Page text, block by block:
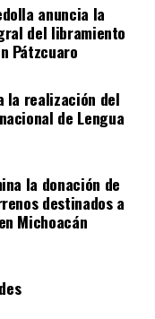
por
anuncia la
del libramiento
Pátzcuaro
la realización del
de Lengua
la donación de
destinados a
Michoacán